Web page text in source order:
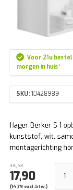
Voor 21u
morgen in huis*
SKU:10428989
Hager Berker S 1
kunststof, wit,
montagerichting
38,48
17,90
(14,79 excl.btw.)